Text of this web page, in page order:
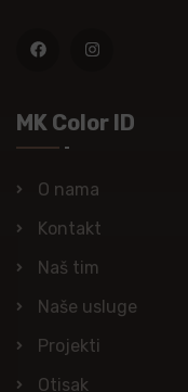
MK Color ID
O nama
Kontakt
Naš tim
Naše usluge
Projekti
Otisak